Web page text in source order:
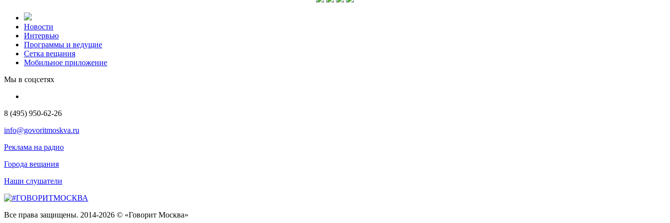
Новости
Интервью
Программы и ведущие
Сетка вещания
Мобильное приложение
Мы в соцсетях
8 (495) 950-62-26
info@govoritmoskva.ru
Реклама на радио
Города вещания
Наши слушатели
Все права защищены. 2014-2026 © «Говорит Москва»